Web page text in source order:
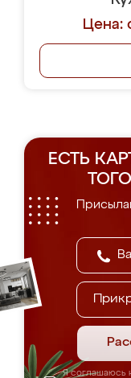
Цена:
ЕСТЬ
Я соглашаюсь